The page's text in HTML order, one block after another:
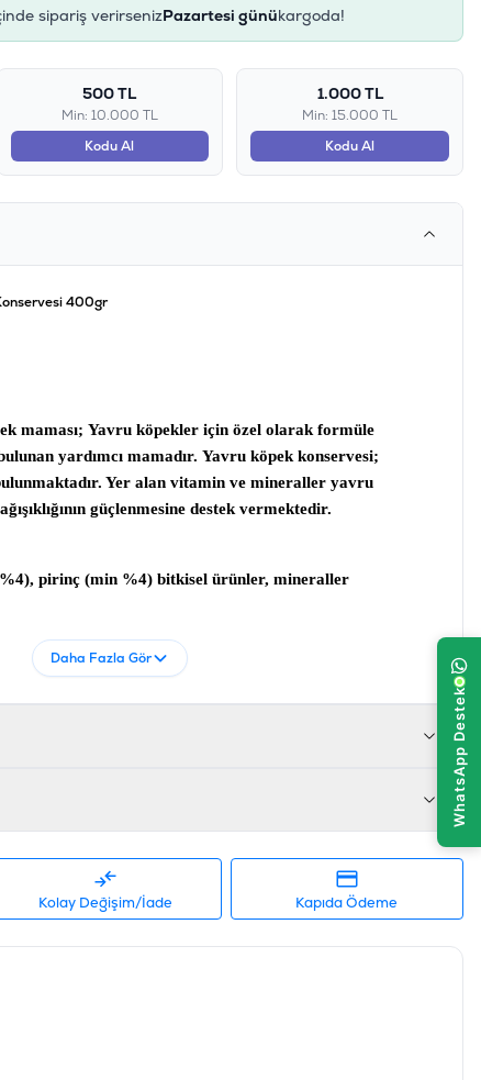
sipariş verirsenizPazartesi günükargoda!
500 TL
Min: 10.000 TL
Kodu Al
1.000 TL
Min: 15.000 TL
Kodu Al
400gr
maması; Yavru köpekler için özel olarak formüle
yardımcı mamadır. Yavru köpek konservesi;
Yer alan vitamin ve mineraller yavru
güçlenmesine destek vermektedir.
pirinç (min %4) bitkisel ürünler, mineraller
Kül % 2, Ham Selüloz % 0.4, Nem % 80
100 IU/kg, Vitamin E 13 mg/kg, Fosfor %0.23,
mg/kg
500001
Daha Fazla Gör
Kolay Değişim/İade Kapıda Ödeme